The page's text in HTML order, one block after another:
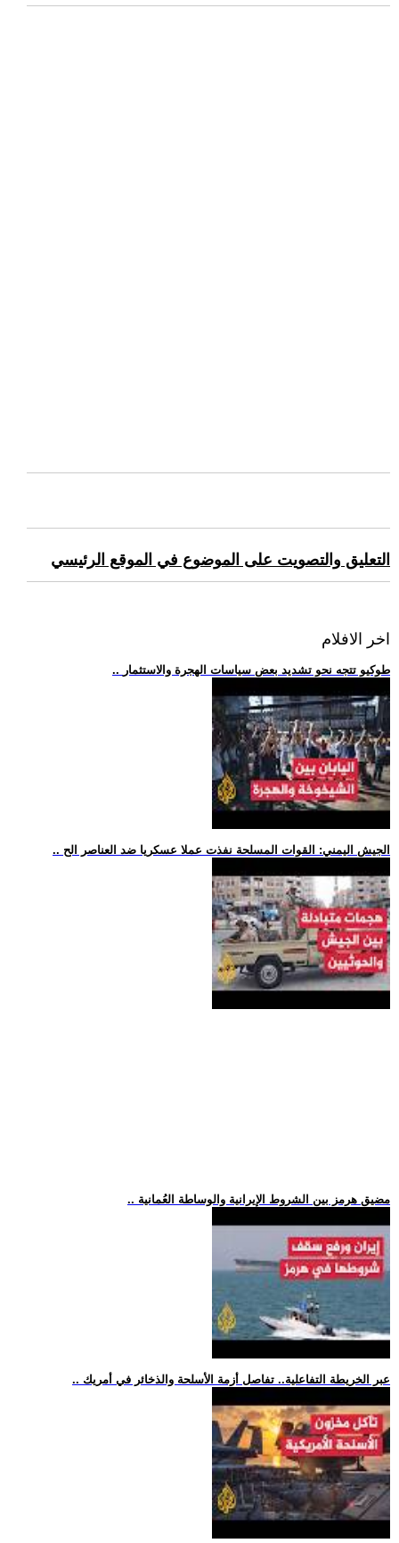
التعليق والتصويت على الموضوع في الموقع الرئيسي
اخر الافلام
.. طوكيو تتجه نحو تشديد بعض سياسات الهجرة والاستثمار
.. الجيش اليمني: القوات المسلحة نفذت عملا عسكريا ضد العناصر الح
.. مضيق هرمز بين الشروط الإيرانية والوساطة العُمانية
.. عبر الخريطة التفاعلية.. تفاصل أزمة الأسلحة والذخائر في أمريك